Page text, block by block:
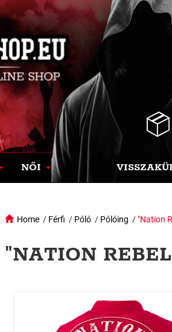
NŐI
Home / Férfi / Póló / Pólóing / "Nation
"NATION